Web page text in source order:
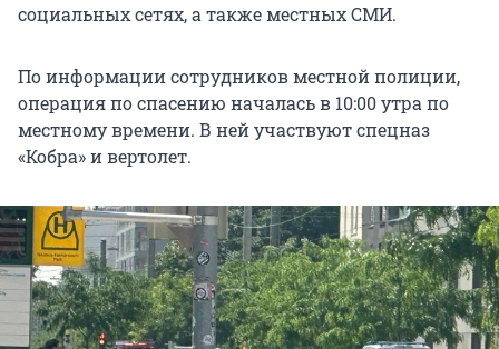
социальных сетях, а также местных СМИ.
По информации сотрудников местной полиции,
операция по спасению началась в 10:00 утра по
местному времени. В ней участвуют спецназ
«Кобра» и вертолет.